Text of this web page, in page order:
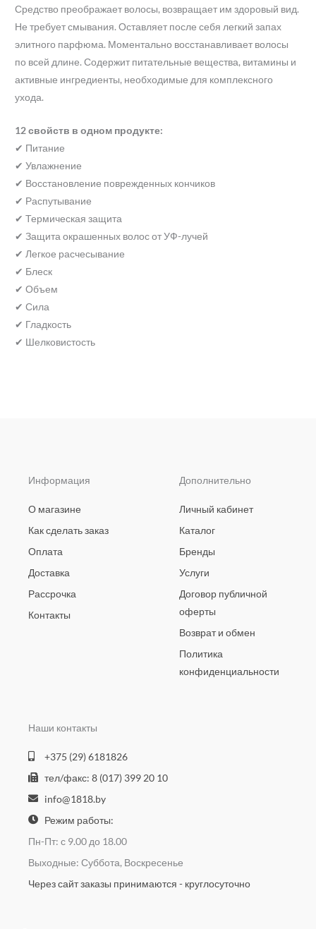
Средство преображает волосы, возвращает им здоровый вид.
Не требует смывания. Оставляет после себя легкий запах
элитного парфюма. Моментально восстанавливает волосы
по всей длине. Содержит питательные вещества, витамины и
активные ингредиенты, необходимые для комплексного
ухода.
12 свойств в одном продукте:
✔ Питание
✔ Увлажнение
✔ Восстановление поврежденных кончиков
✔ Распутывание
✔ Термическая защита
✔ Защита окрашенных волос от УФ-лучей
✔ Легкое расчесывание
✔ Блеск
✔ Объем
✔ Сила
✔ Гладкость
✔ Шелковистость
Информация
О магазине
Как сделать заказ
Оплата
Доставка
Рассрочка
Контакты
Дополнительно
Личный кабинет
Каталог
Бренды
Услуги
Договор публичной
оферты
Возврат и обмен
Политика
конфиденциальности
Наши контакты
+375 (29) 6181826
тел/факс: 8 (017) 399 20 10
info@1818.by
Режим работы:
Пн-Пт: с 9.00 до 18.00
Выходные: Суббота, Воскресенье
Через сайт заказы принимаются - круглосуточно